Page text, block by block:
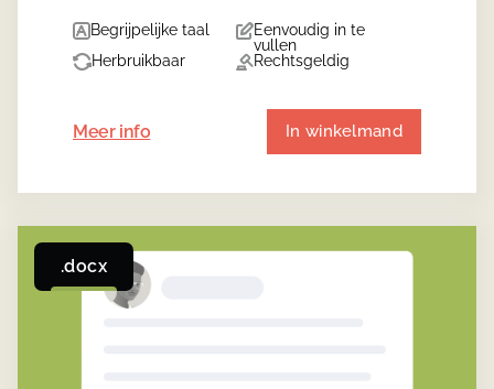
Begrijpelijke taal
Eenvoudig in te
vullen
Herbruikbaar
Rechtsgeldig
Meer info In winkelmand
.docx